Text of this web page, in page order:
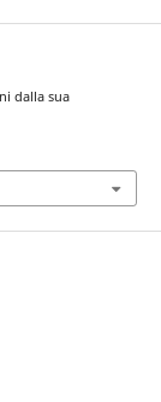
dalla sua